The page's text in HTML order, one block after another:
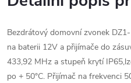
Bezdrátový domovní zvonek
na baterii 12V a přijímače do
433,92 MHz a stupeň krytí
po + 50°C. Přijímač na frekvenci